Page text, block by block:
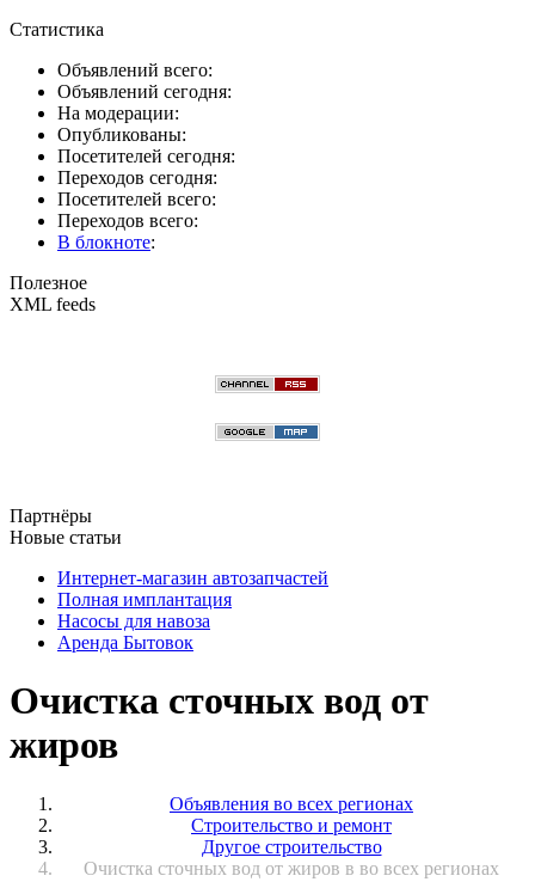
Статистика
Объявлений всего:
Объявлений сегодня:
На модерации:
Опубликованы:
Посетителей сегодня:
Переходов сегодня:
Посетителей всего:
Переходов всего:
В блокноте:
Полезное
XML feeds
Партнёры
Новые статьи
Интернет-магазин автозапчастей
Полная имплантация
Насосы для навоза
Аренда Бытовок
Очистка сточных вод от
жиров
Объявления во всех регионах
Строительство и ремонт
Другое строительство
Очистка сточных вод от жиров в во всех регионах